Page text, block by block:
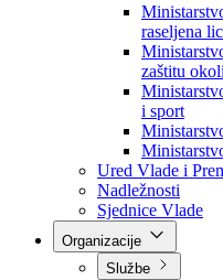
raseljena
zaštitu
i sport
Ured Vlade i
Nadležnosti
Sjednice Vlade